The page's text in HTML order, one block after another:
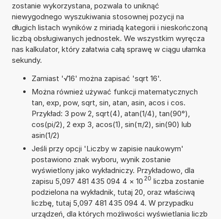
zostanie wykorzystana, pozwala to uniknąć
niewygodnego wyszukiwania stosownej pozycji na
długich listach wyników z miriadą kategorii i nieskończoną
liczbą obsługiwanych jednostek. We wszystkim wyręcza
nas kalkulator, który załatwia całą sprawę w ciągu ułamka
sekundy.
Zamiast '√16' można zapisać 'sqrt 16'.
Można również używać funkcji matematycznych
tan, exp, pow, sqrt, sin, atan, asin, acos i cos.
Przykład: 3 pow 2, sqrt(4), atan(1/4), tan(90°),
cos(pi/2), 2 exp 3, acos(1), sin(π/2), sin(90) lub
asin(1/2)
Jeśli przy opcji 'Liczby w zapisie naukowym'
postawiono znak wyboru, wynik zostanie
wyświetlony jako wykładniczy. Przykładowo, dla
zapisu 5,097 481 435 094 4 × 10 20 liczba zostanie
podzielona na wykładnik, tutaj 20, oraz właściwą
liczbę, tutaj 5,097 481 435 094 4. W przypadku
urządzeń, dla których możliwości wyświetlania liczb